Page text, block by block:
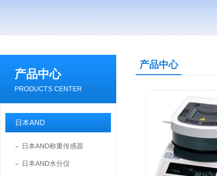
产品中心
PRODUCTS CENTER
日本AND
日本AND称重传感器
日本AND水分仪
产品中心